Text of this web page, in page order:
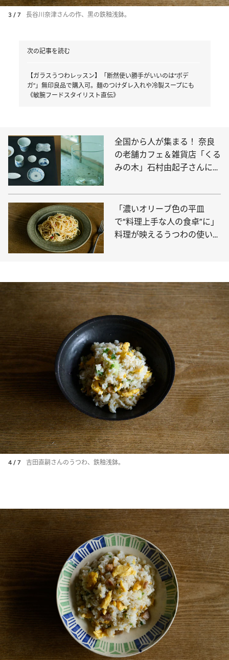
3 / 7 長谷川奈津さんの作、黒の鉄釉浅鉢。
次の記事を読む
【ガラスうつわレッスン】「断然使い勝手がいいのは“ボデ
ガ”」無印良品で購入可。麺のつけダレ入れや冷製スープにも
《敏腕フードスタイリスト直伝》
全国から人が集まる！ 奈良
の老舗カフェ＆雑貨店「くる
みの木」石村由起子さんに聞
い集め方〈私物のうつわも公
開〉
「濃いオリーブ色の平皿
で“料理上手な人の食卓”に」
料理が映えるうつわの使い
4 / 7 吉田直嗣さんのうつわ、鉄釉浅鉢。